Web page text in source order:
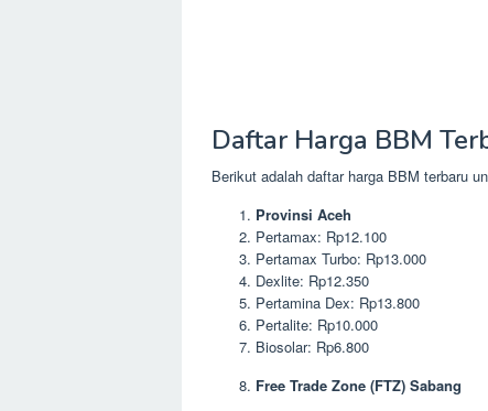
Daftar Harga BBM
Berikut adalah daftar harga BBM terbaru
Provinsi Aceh
Pertamax: Rp12.100
Pertamax Turbo: Rp13.000
Dexlite: Rp12.350
Pertamina Dex: Rp13.800
Pertalite: Rp10.000
Biosolar: Rp6.800
Free Trade Zone (FTZ) Sabang